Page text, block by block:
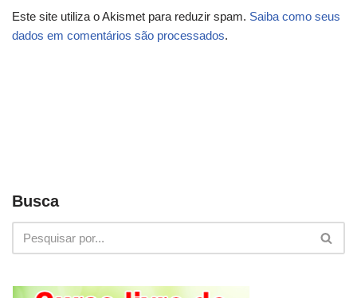
Este site utiliza o Akismet para reduzir spam. Saiba como seus
dados em comentários são processados.
Busca